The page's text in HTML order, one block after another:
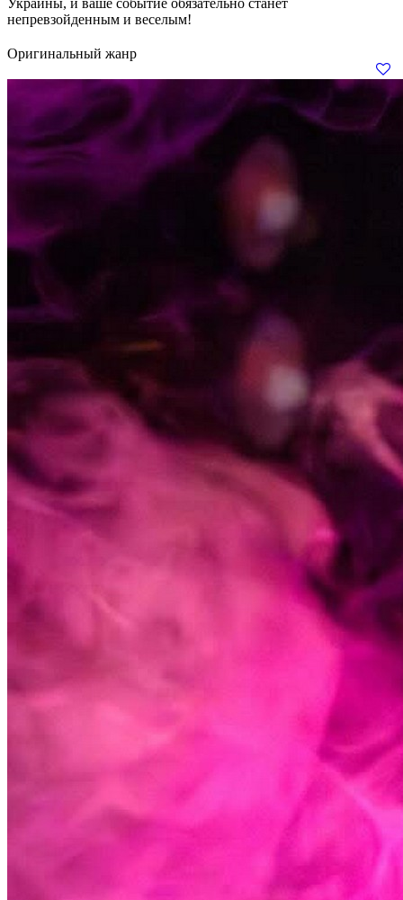
непревзойденным и веселым!
Оригинальный жанр